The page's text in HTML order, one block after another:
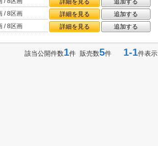
詳細を見る
追加する
/ 8区画 詳細を見る
追加する
/ 8区画 詳細を見る 追加する
該当公開件数1件 販売数5件 1-1件表示